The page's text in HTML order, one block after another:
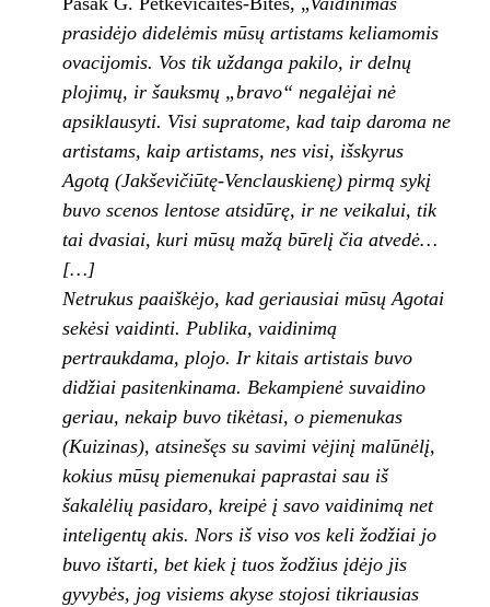
prasidėjo didelėmis mūsų artistams keliamomis
ovacijomis. Vos tik uždanga pakilo, ir delnų
plojimų, ir šauksmų „bravo“ negalėjai nė
apsiklausyti. Visi supratome, kad taip daroma ne
artistams, kaip artistams, nes visi, išskyrus
Agotą (Jakševičiūtę-Venclauskienę) pirmą sykį
buvo scenos lentose atsidūrę, ir ne veikalui, tik
tai dvasiai, kuri mūsų mažą būrelį čia atvedė…
[…]
Netrukus paaiškėjo, kad geriausiai mūsų Agotai
sekėsi vaidinti. Publika, vaidinimą
pertraukdama, plojo. Ir kitais artistais buvo
didžiai pasitenkinama. Bekampienė suvaidino
geriau, nekaip buvo tikėtasi, o piemenukas
(Kuizinas), atsinešęs su savimi vėjinį malūnėlį,
kokius mūsų piemenukai paprastai sau iš
šakalėlių pasidaro, kreipė į savo vaidinimą net
inteligentų akis. Nors iš viso vos keli žodžiai jo
buvo ištarti, bet kiek į tuos žodžius įdėjo jis
gyvybės, jog visiems akyse stojosi tikriausias